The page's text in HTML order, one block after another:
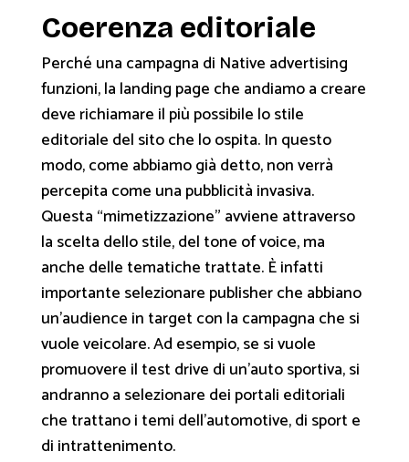
Coerenza editoriale
Perché una campagna di Native advertising
funzioni, la landing page che andiamo a creare
deve richiamare il più possibile lo stile
editoriale del sito che lo ospita. In questo
modo, come abbiamo già detto, non verrà
percepita come una pubblicità invasiva.
Questa “mimetizzazione” avviene attraverso
la scelta dello stile, del tone of voice, ma
anche delle tematiche trattate. È infatti
importante selezionare publisher che abbiano
un’audience in target con la campagna che si
vuole veicolare. Ad esempio, se si vuole
promuovere il test drive di un’auto sportiva, si
andranno a selezionare dei portali editoriali
che trattano i temi dell’automotive, di sport e
di intrattenimento.